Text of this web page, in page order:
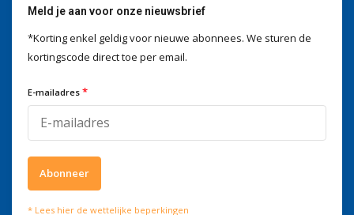
Wat onze klanten zeggen
4 / 5
Volg ons
Meld je aan voor onze nieuwsbrief
Meld je aan voor onze nieuwsbrief
*Korting enkel geldig voor nieuwe abonnees. We sturen de
kortingscode direct toe per email.
E-mailadres *
Abonneer
* Lees hier de wettelijke beperkingen